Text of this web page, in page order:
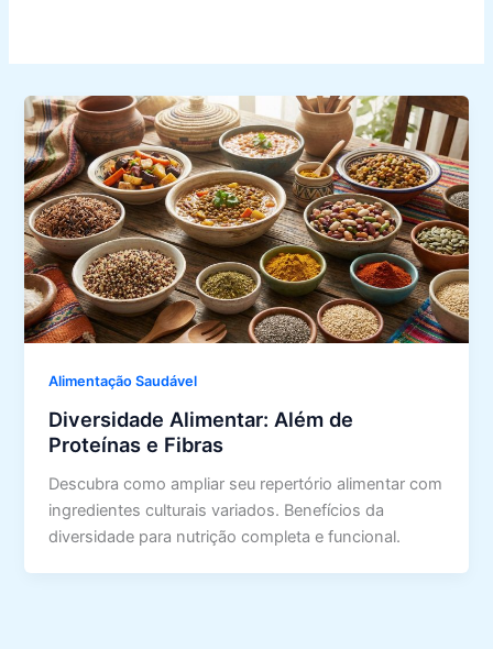
Alimentação Saudável
Diversidade Alimentar: Além de
Proteínas e Fibras
Descubra como ampliar seu repertório alimentar com
ingredientes culturais variados. Benefícios da
diversidade para nutrição completa e funcional.